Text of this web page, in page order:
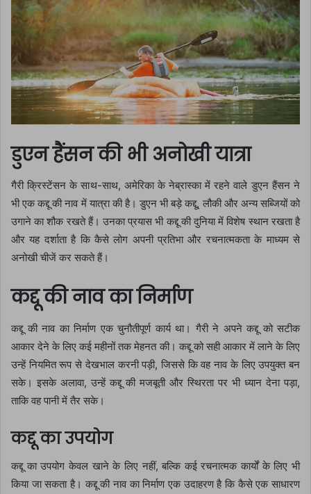
डुएन हैंसन की भी अनोखी यात्रा
गैरी क्रिस्टेंसन के साथ-साथ, अमेरिका के नेब्रास्का में रहने वाले डुएन हैंसन ने
भी एक कद्दू की नाव में यात्रा की है। डुएन भी बड़े कद्दू, लौकी और अन्य सब्जियों को
उगाने का शौक रखते हैं। उनका प्रयास भी कद्दू की दुनिया में विशेष स्थान रखता है
और यह दर्शाता है कि कैसे लोग अपनी प्रतिभा और रचनात्मकता के माध्यम से
अनोखी चीजें कर सकते हैं।
कद्दू की नाव का निर्माण
कद्दू की नाव का निर्माण एक चुनौतीपूर्ण कार्य था। गैरी ने अपने कद्दू को सटीक
आकार देने के लिए कई महीनों तक मेहनत की। कद्दू को सही आकार में लाने के लिए
उन्हें नियमित रूप से देखभाल करनी पड़ी, जिससे कि वह नाव के लिए उपयुक्त बन
सके। इसके अलावा, उन्हें कद्दू की मजबूती और स्थिरता पर भी ध्यान देना पड़ा,
ताकि वह पानी में तैर सके।
कद्दू का उपयोग
कद्दू का उपयोग केवल खाने के लिए नहीं, बल्कि कई रचनात्मक कार्यों के लिए भी
किया जा सकता है। कद्दू की नाव का निर्माण एक उदाहरण है कि कैसे एक साधारण